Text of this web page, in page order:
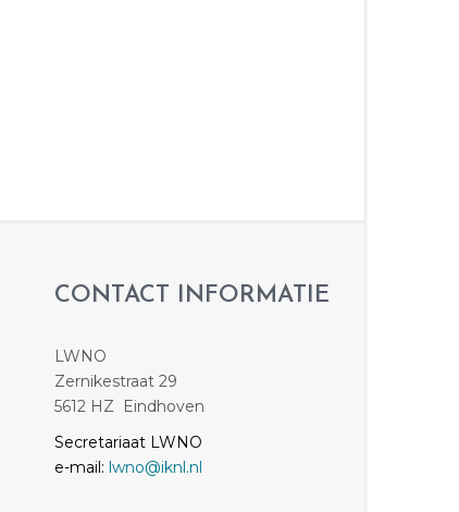
CONTACT INFORMATIE
LWNO
Zernikestraat 29
5612 HZ Eindhoven
Secretariaat LWNO
e-mail: lwno@iknl.nl